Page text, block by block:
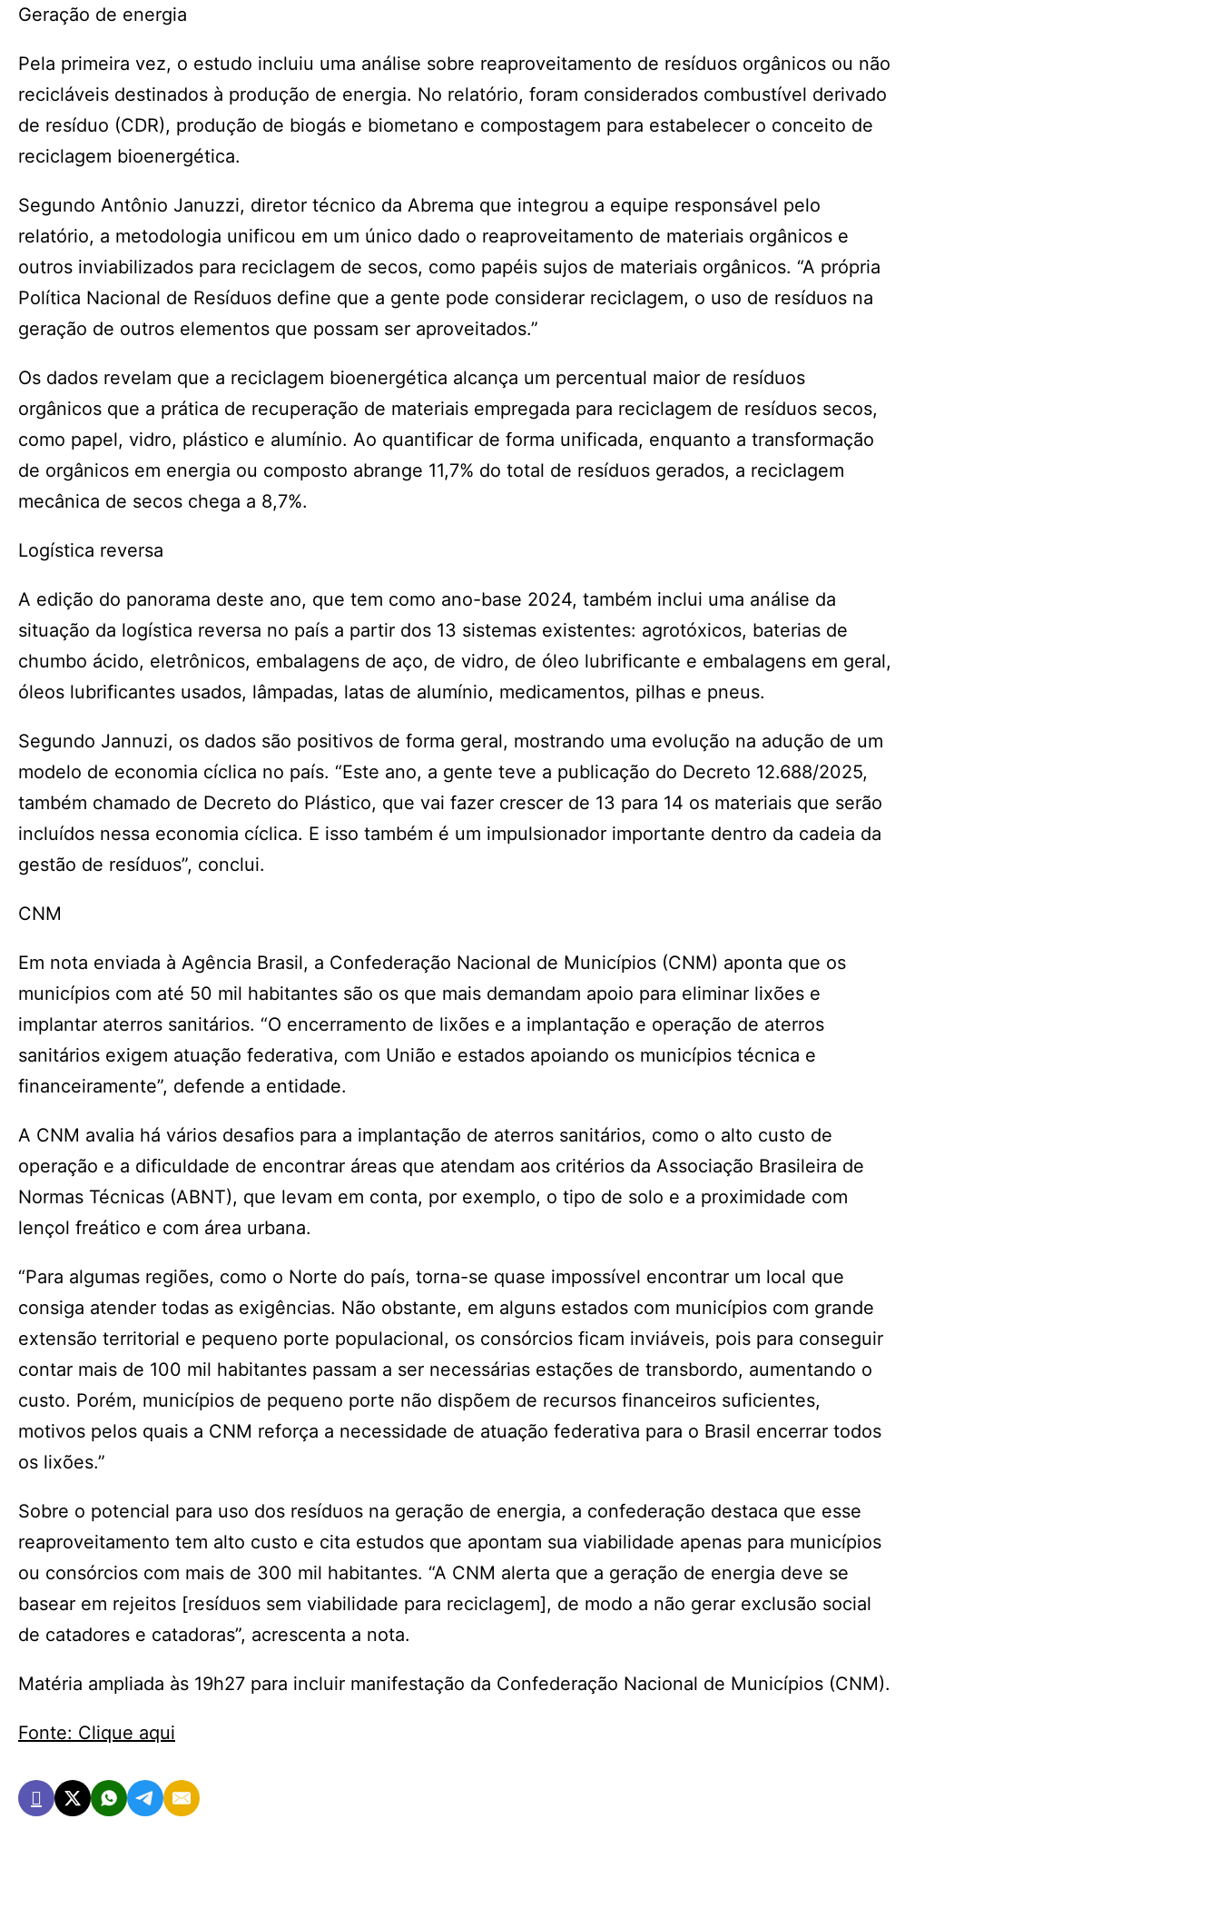
Geração de energia
Pela primeira vez, o estudo incluiu uma análise sobre reaproveitamento de resíduos orgânicos ou não
recicláveis destinados à produção de energia. No relatório, foram considerados combustível derivado
de resíduo (CDR), produção de biogás e biometano e compostagem para estabelecer o conceito de
reciclagem bioenergética.
Segundo Antônio Januzzi, diretor técnico da Abrema que integrou a equipe responsável pelo
relatório, a metodologia unificou em um único dado o reaproveitamento de materiais orgânicos e
outros inviabilizados para reciclagem de secos, como papéis sujos de materiais orgânicos. “A própria
Política Nacional de Resíduos define que a gente pode considerar reciclagem, o uso de resíduos na
geração de outros elementos que possam ser aproveitados.”
Os dados revelam que a reciclagem bioenergética alcança um percentual maior de resíduos
orgânicos que a prática de recuperação de materiais empregada para reciclagem de resíduos secos,
como papel, vidro, plástico e alumínio. Ao quantificar de forma unificada, enquanto a transformação
de orgânicos em energia ou composto abrange 11,7% do total de resíduos gerados, a reciclagem
mecânica de secos chega a 8,7%.
Logística reversa
A edição do panorama deste ano, que tem como ano-base 2024, também inclui uma análise da
situação da logística reversa no país a partir dos 13 sistemas existentes: agrotóxicos, baterias de
chumbo ácido, eletrônicos, embalagens de aço, de vidro, de óleo lubrificante e embalagens em geral,
óleos lubrificantes usados, lâmpadas, latas de alumínio, medicamentos, pilhas e pneus.
Segundo Jannuzi, os dados são positivos de forma geral, mostrando uma evolução na adução de um
modelo de economia cíclica no país. “Este ano, a gente teve a publicação do Decreto 12.688/2025,
também chamado de Decreto do Plástico, que vai fazer crescer de 13 para 14 os materiais que serão
incluídos nessa economia cíclica. E isso também é um impulsionador importante dentro da cadeia da
gestão de resíduos”, conclui.
CNM
Em nota enviada à Agência Brasil, a Confederação Nacional de Municípios (CNM) aponta que os
municípios com até 50 mil habitantes são os que mais demandam apoio para eliminar lixões e
implantar aterros sanitários. “O encerramento de lixões e a implantação e operação de aterros
sanitários exigem atuação federativa, com União e estados apoiando os municípios técnica e
financeiramente”, defende a entidade.
A CNM avalia há vários desafios para a implantação de aterros sanitários, como o alto custo de
operação e a dificuldade de encontrar áreas que atendam aos critérios da Associação Brasileira de
Normas Técnicas (ABNT), que levam em conta, por exemplo, o tipo de solo e a proximidade com
lençol freático e com área urbana.
“Para algumas regiões, como o Norte do país, torna-se quase impossível encontrar um local que
consiga atender todas as exigências. Não obstante, em alguns estados com municípios com grande
extensão territorial e pequeno porte populacional, os consórcios ficam inviáveis, pois para conseguir
contar mais de 100 mil habitantes passam a ser necessárias estações de transbordo, aumentando o
custo. Porém, municípios de pequeno porte não dispõem de recursos financeiros suficientes,
motivos pelos quais a CNM reforça a necessidade de atuação federativa para o Brasil encerrar todos
os lixões.”
Sobre o potencial para uso dos resíduos na geração de energia, a confederação destaca que esse
reaproveitamento tem alto custo e cita estudos que apontam sua viabilidade apenas para municípios
ou consórcios com mais de 300 mil habitantes. “A CNM alerta que a geração de energia deve se
basear em rejeitos [resíduos sem viabilidade para reciclagem], de modo a não gerar exclusão social
de catadores e catadoras”, acrescenta a nota.
Matéria ampliada às 19h27 para incluir manifestação da Confederação Nacional de Municípios (CNM).
Fonte: Clique aqui